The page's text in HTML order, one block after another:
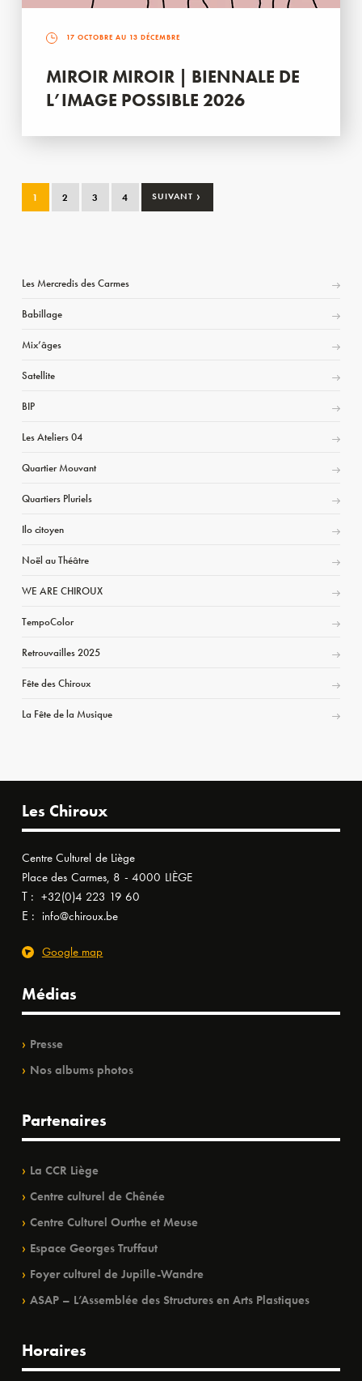
17 OCTOBRE AU 13 DÉCEMBRE
MIROIR MIROIR | BIENNALE DE
L’IMAGE POSSIBLE 2026
1 2 3 4 SUIVANT ›
Les Mercredis des Carmes
Babillage
Mix’âges
Satellite
BIP
Les Ateliers 04
Quartier Mouvant
Quartiers Pluriels
Ilo citoyen
Noël au Théâtre
WE ARE CHIROUX
TempoColor
Retrouvailles 2025
Fête des Chiroux
La Fête de la Musique
Les Chiroux
Centre Culturel de Liège
Place des Carmes, 8 - 4000 LIÈGE
T : +32(0)4 223 19 60
E : info@chiroux.be
Google map
Médias
Presse
Nos albums photos
Partenaires
La CCR Liège
Centre culturel de Chênée
Centre Culturel Ourthe et Meuse
Espace Georges Truffaut
Foyer culturel de Jupille-Wandre
ASAP – L’Assemblée des Structures en Arts Plastiques
Horaires